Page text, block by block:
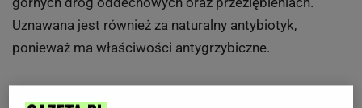
Uznawana jest również za naturalny antybiotyk,
ponieważ ma właściwości antygrzybiczne.